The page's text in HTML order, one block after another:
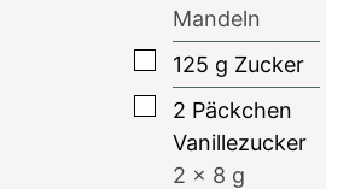
Mandeln
▢
125 g Zucker
▢
2 Päckchen
Vanillezucker
2 x 8 g